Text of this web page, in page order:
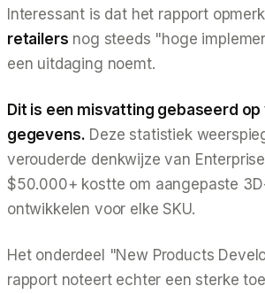
Interessant is dat het rapport
retailers nog steeds "hoge
een uitdaging noemt.
Dit is een misvatting gebaseerd
gegevens. Deze statistiek
verouderde denkwijze van
$50.000+ kostte om aangepaste
ontwikkelen voor elke SKU.
Het onderdeel "New Products
rapport noteert echter een sterke